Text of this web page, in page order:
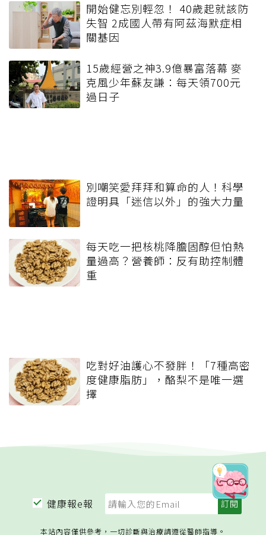
開始健忘別輕忽！ 40歲起就該防
失智 2成國人帶有阿茲海默症相
關基因
15歲經營之神3.9億暴富落幕 麥
克風少年蘇友謙：每天領700元
過日子
別嘲笑愛拜拜和算命的人！科學
證明具「迷信以外」的強大力量
每天吃一把核桃降膽固醇但怕熱
量過高？營養師：反有助控制體
重
吃對好油護心不發胖！「7種高密
度健康脂肪」，酪梨不是唯一選
擇
健康報e報
本站內容僅供參考，一切診斷與治療請遵從醫師指導。